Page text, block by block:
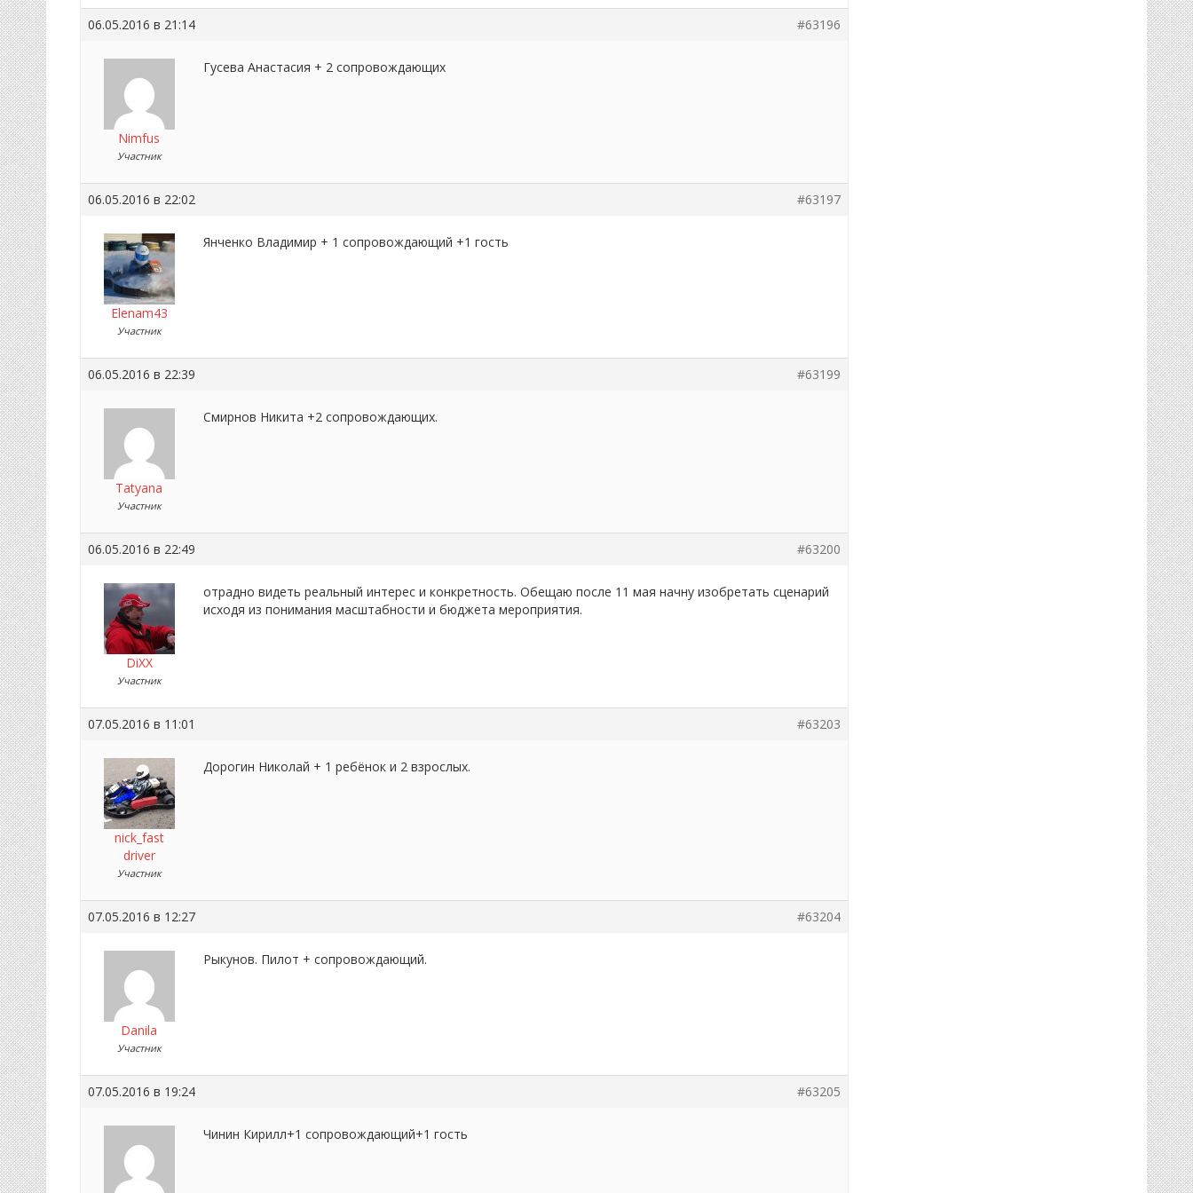
06.05.2016 в 21:14 #63196
Nimfus
Участник
Гусева Анастасия + 2 сопровождающих
06.05.2016 в 22:02 #63197
Elenam43
Участник
Янченко Владимир + 1 сопровождающий +1 гость
06.05.2016 в 22:39 #63199
Tatyana
Участник
Смирнов Никита +2 сопровождающих.
06.05.2016 в 22:49 #63200
DiXX
Участник
отрадно видеть реальный интерес и конкретность. Обещаю после 11 мая начну изобретать сценарий
исходя из понимания масштабности и бюджета мероприятия.
07.05.2016 в 11:01 #63203
nick_fast
driver
Участник
Дорогин Николай + 1 ребёнок и 2 взрослых.
07.05.2016 в 12:27 #63204
Danila
Участник
Рыкунов. Пилот + сопровождающий.
07.05.2016 в 19:24 #63205
Чинин Кирилл+1 сопровождающий+1 гость